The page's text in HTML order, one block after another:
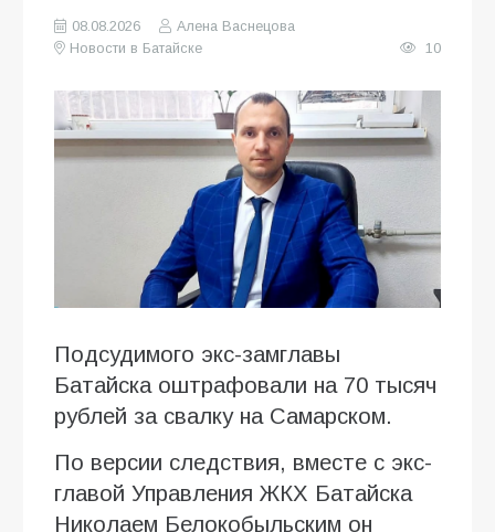
08.08.2026
Алена Васнецова
Новости в Батайске
10
Подсудимого экс-замглавы
Батайска оштрафовали на 70 тысяч
рублей за свалку на Самарском.
По версии следствия, вместе с экс-
главой Управления ЖКХ Батайска
Николаем Белокобыльским он